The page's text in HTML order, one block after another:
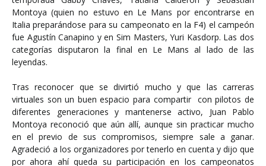
Montoya (quien no estuvo en Le Mans por encontrarse en
Italia preparándose para su campeonato en la F4) el campeón
fue Agustín Canapino y en Sim Masters, Yuri Kasdorp. Las dos
categorías disputaron la final en Le Mans al lado de las
leyendas.
Tras reconocer que se divirtió mucho y que las carreras
virtuales son un buen espacio para compartir con pilotos de
diferentes generaciones y mantenerse activo, Juan Pablo
Montoya reconoció que aún allí, aunque sin practicar mucho
en el previo de sus compromisos, siempre sale a ganar.
Agradeció a los organizadores por tenerlo en cuenta y dijo que
por ahora ahí queda su participación en los campeonatos